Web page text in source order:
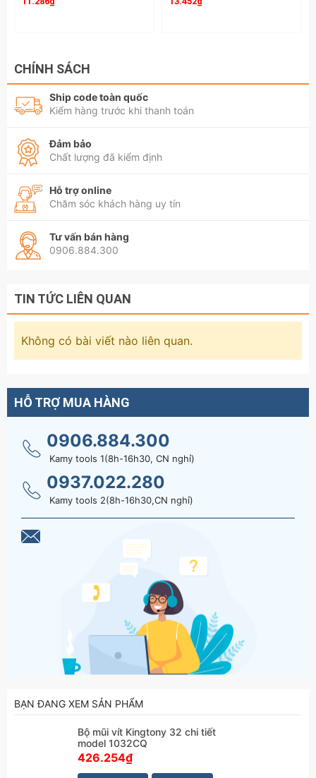
CHÍNH SÁCH
Ship code toàn quốc
Kiểm hàng trước khi thanh toán
Đảm bảo
Chất lượng đã kiểm định
Hỗ trợ online
Chăm sóc khách hàng uy tín
Tư vấn bán hàng
0906.884.300
TIN TỨC LIÊN QUAN
Không có bài viết nào liên quan.
HỖ TRỢ MUA HÀNG
0906.884.300
Kamy tools 1(8h-16h30, CN nghỉ)
0937.022.280
Kamy tools 2(8h-16h30,CN nghỉ)
BẠN ĐANG XEM SẢN PHẨM
Bộ mũi vít Kingtony 32 chi tiết
model 1032CQ
426.254₫